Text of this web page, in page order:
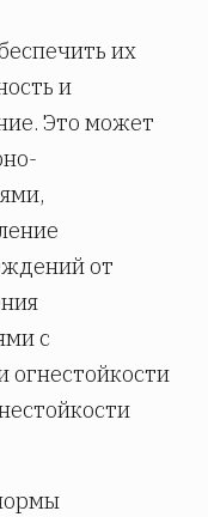
их
и
Это может
от
с